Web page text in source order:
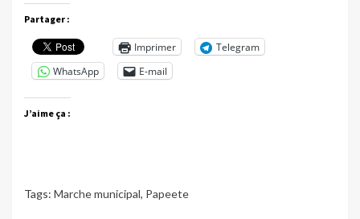
Partager :
Imprimer
Telegram
WhatsApp
E-mail
J’aime ça :
Tags: Marche municipal, Papeete